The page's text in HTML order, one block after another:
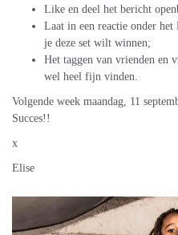
Like en deel het bericht
Laat in een reactie onder
je deze set wilt winnen;
Het taggen van vrienden en
wel heel fijn vinden.
Volgende week maandag, 11
Succes!!
x
Elise